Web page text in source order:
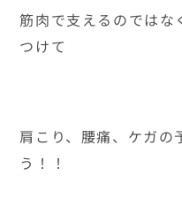
筋肉で支えるのではな
つけて
肩こり、腰痛、ケガの
う！！